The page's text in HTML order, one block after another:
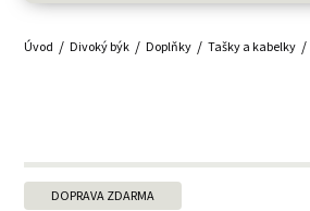
Úvod Divoký býk Doplňky Tašky a kabelky
DOPRAVA ZDARMA